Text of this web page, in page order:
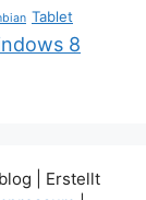
Tablet
8
| Erstellt